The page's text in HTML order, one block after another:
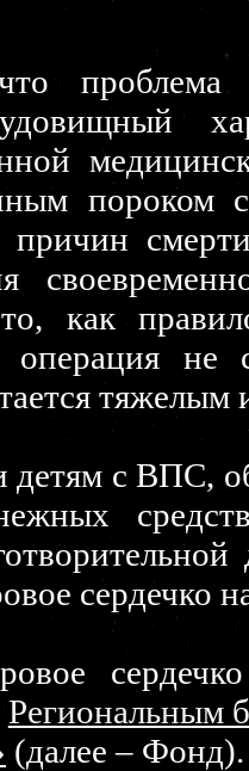
причин
как
операция не
тяжелым
с ВПС,
сердечко
Региональным
(далее – Фонд).